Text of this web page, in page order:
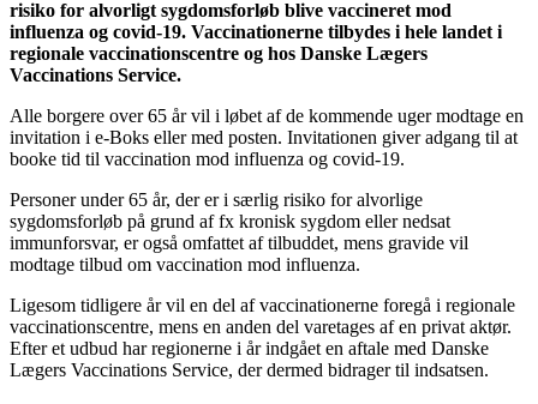
risiko for alvorligt sygdomsforløb blive vaccineret mod
influenza og covid-19. Vaccinationerne tilbydes i hele landet i
regionale vaccinationscentre og hos Danske Lægers
Vaccinations Service.
Alle borgere over 65 år vil i løbet af de kommende uger modtage en
invitation i e-Boks eller med posten. Invitationen giver adgang til at
booke tid til vaccination mod influenza og covid-19.
Personer under 65 år, der er i særlig risiko for alvorlige
sygdomsforløb på grund af fx kronisk sygdom eller nedsat
immunforsvar, er også omfattet af tilbuddet, mens gravide vil
modtage tilbud om vaccination mod influenza.
Ligesom tidligere år vil en del af vaccinationerne foregå i regionale
vaccinationscentre, mens en anden del varetages af en privat aktør.
Efter et udbud har regionerne i år indgået en aftale med Danske
Lægers Vaccinations Service, der dermed bidrager til indsatsen.